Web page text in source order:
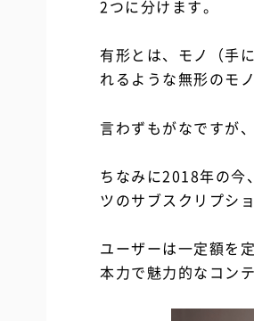
2つに分けます。
有形とは、モノ（手
れるような無形のモ
言わずもがなですが
ちなみに2018年の
ツのサブスクリプシ
ユーザーは一定額を
本力で魅力的なコン